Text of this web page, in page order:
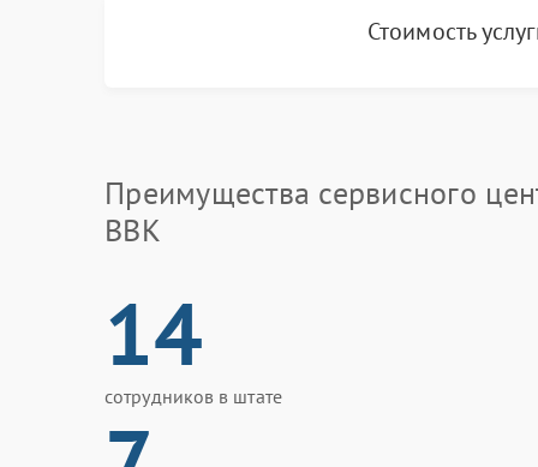
Стоимость
Преимущества сервисного
BBK
14
сотрудников в штате